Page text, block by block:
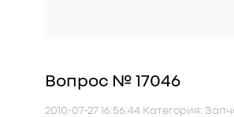
Вопрос № 17046
2010-07-27 16:56:44 Категория: